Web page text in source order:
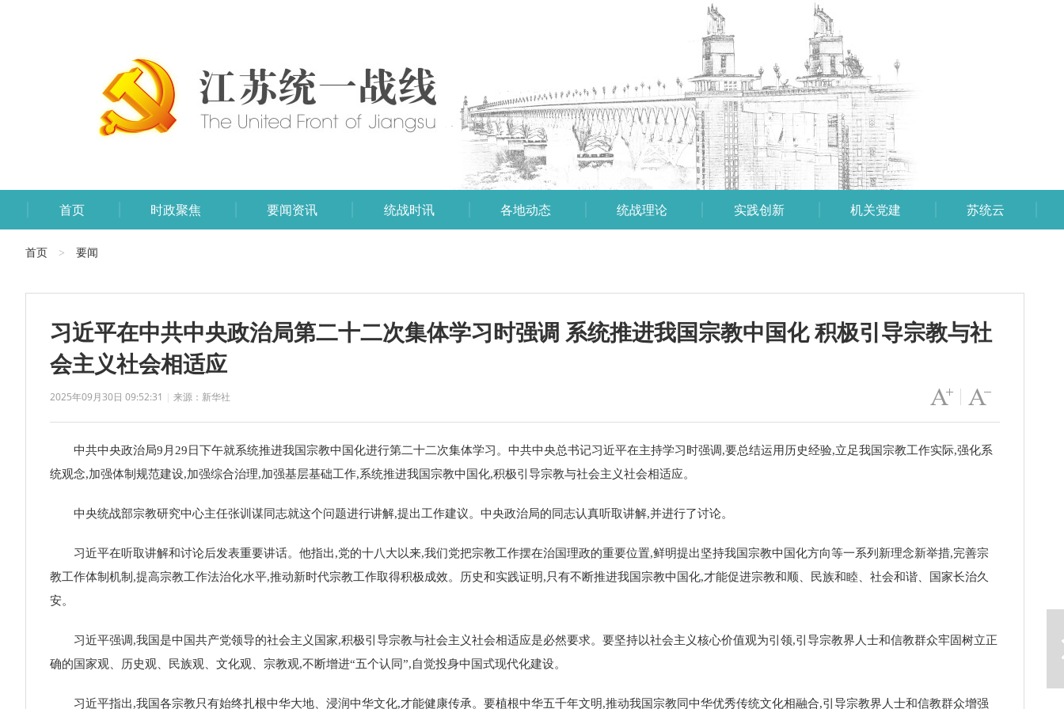
首页 时政聚焦 要闻资讯 统战时讯 各地动态 统战理论 实践创新 机关党建 苏统云
首页 > 要闻
习近平在中共中央政治局第二十二次集体学习时强调 系统推进我国宗教中国化 积极引导宗教与社
会主义社会相适应
2025年09月30日 09:52:31 | 来源：新华社 字号变小
中共中央政治局9月29日下午就系统推进我国宗教中国化进行第二十二次集体学习。中共中央总书记习近平在主持学习时强调,要总结运用历史经验,立足我国宗教工作实际,强化系
统观念,加强体制规范建设,加强综合治理,加强基层基础工作,系统推进我国宗教中国化,积极引导宗教与社会主义社会相适应。
中央统战部宗教研究中心主任张训谋同志就这个问题进行讲解,提出工作建议。中央政治局的同志认真听取讲解,并进行了讨论。
习近平在听取讲解和讨论后发表重要讲话。他指出,党的十八大以来,我们党把宗教工作摆在治国理政的重要位置,鲜明提出坚持我国宗教中国化方向等一系列新理念新举措,完善宗
教工作体制机制,提高宗教工作法治化水平,推动新时代宗教工作取得积极成效。历史和实践证明,只有不断推进我国宗教中国化,才能促进宗教和顺、民族和睦、社会和谐、国家长治久
安。
习近平强调,我国是中国共产党领导的社会主义国家,积极引导宗教与社会主义社会相适应是必然要求。要坚持以社会主义核心价值观为引领,引导宗教界人士和信教群众牢固树立正
确的国家观、历史观、民族观、文化观、宗教观,不断增进“五个认同”,自觉投身中国式现代化建设。
习近平指出,我国各宗教只有始终扎根中华大地、浸润中华文化,才能健康传承。要植根中华五千年文明,推动我国宗教同中华优秀传统文化相融合,引导宗教界人士和信教群众增强